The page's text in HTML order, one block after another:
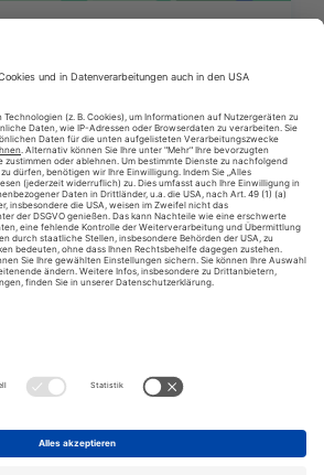
News
erzielt durch den
Prospekte die stärkste